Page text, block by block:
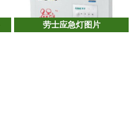
劳士应急灯图片